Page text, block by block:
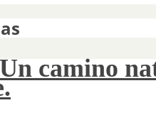
camino